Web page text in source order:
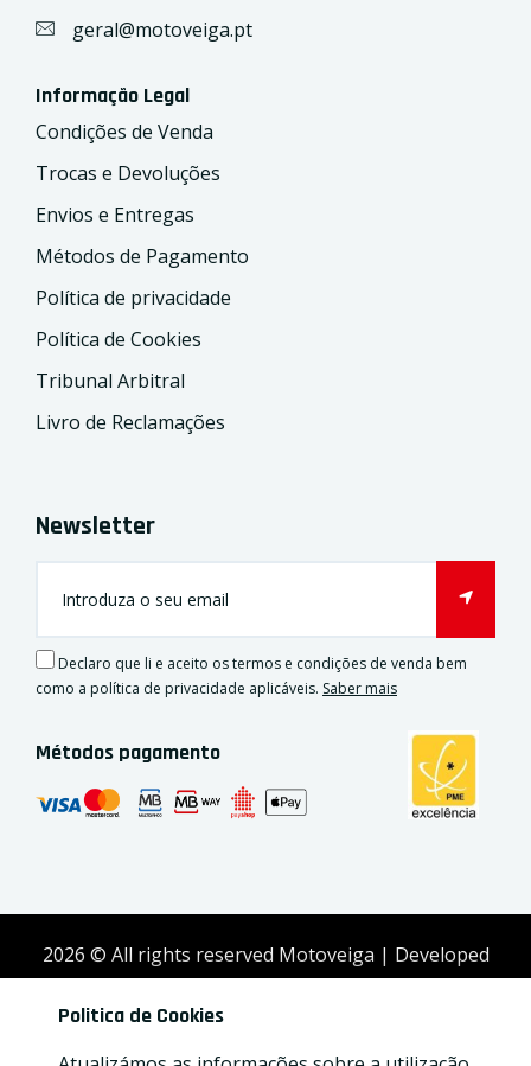
geral@motoveiga.pt
Informação Legal
Condições de Venda
Trocas e Devoluções
Envios e Entregas
Métodos de Pagamento
Política de privacidade
Política de Cookies
Tribunal Arbitral
Livro de Reclamações
Newsletter
Declaro que li e aceito os termos e condições de venda bem
como a política de privacidade aplicáveis. Saber mais
Métodos pagamento
2026 © All rights reserved Motoveiga | Developed
byActivex
Politica de Cookies